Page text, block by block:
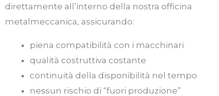
direttamente all’interno della nostra officina
metalmeccanica, assicurando:
piena compatibilità con i macchinari
qualità costruttiva costante
continuità della disponibilità nel tempo
nessun rischio di “fuori produzione”